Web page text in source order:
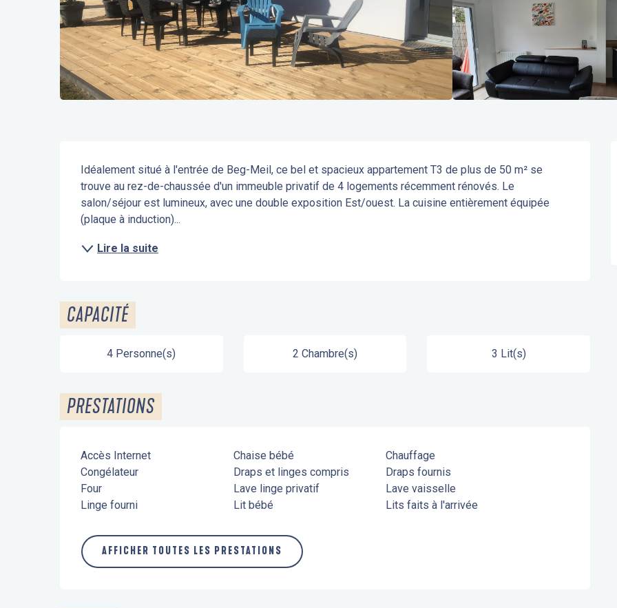
Description
Idéalement situé à l'entrée de Beg-Meil, ce bel et spacieux appartement T3 de plus de 50 m² se
trouve au rez-de-chaussée d'un immeuble privatif de 4 logements récemment rénovés. Le
salon/séjour est lumineux, avec une double exposition Est/ouest. La cuisine entièrement équipée
(plaque à induction)...
Lire la suite
CAPACITÉ
4 Personne(s) 2 Chambre(s) 3 Lit(s)
PRESTATIONS
Accès Internet Chaise bébé
Chauffage
Congélateur
Draps et linges compris
Draps fournis
Four
Lave linge privatif
Lave vaisselle
Linge fourni
Lit bébé Lits faits à l'arrivée
AFFICHER TOUTES LES PRESTATIONS